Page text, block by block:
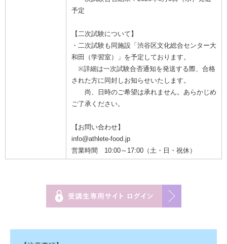
予定
【二次試験について】
・二次試験も同施設「渋谷区文化総合センター大
和田（学習室）」を予定しております。
※詳細は一次試験合否通知を発送する際、合格
された方に同封しお知らせいたします。
尚、日時のご希望は承れません。あらかじめ
ご了承ください。
【お問い合わせ】
info@athlete-food.jp
営業時間 10:00～17:00（土・日・祝休）